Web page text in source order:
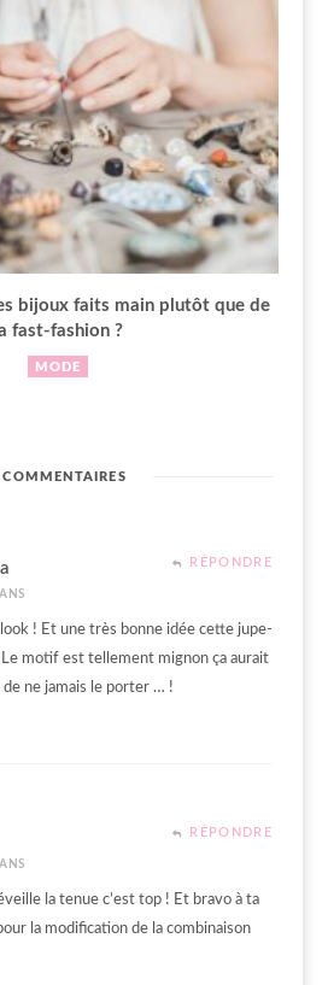
bijoux faits main plutôt que de
fast-fashion ?
MODE
COMMENTAIRES
RÉPONDRE
look ! Et une très bonne idée cette jupe-
motif est tellement mignon ça aurait
ne jamais le porter … !
RÉPONDRE
la tenue c’est top ! Et bravo à ta
la modification de la combinaison